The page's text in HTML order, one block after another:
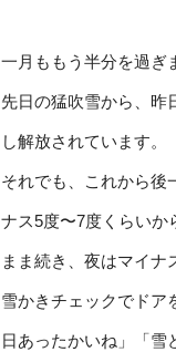
一月ももう半分を過ぎ
先日の猛吹雪から、昨
し解放されています。
それでも、これから後
ナス5度〜7度くらいか
まま続き、夜はマイ
雪かきチェックでド
日あったかいね」「